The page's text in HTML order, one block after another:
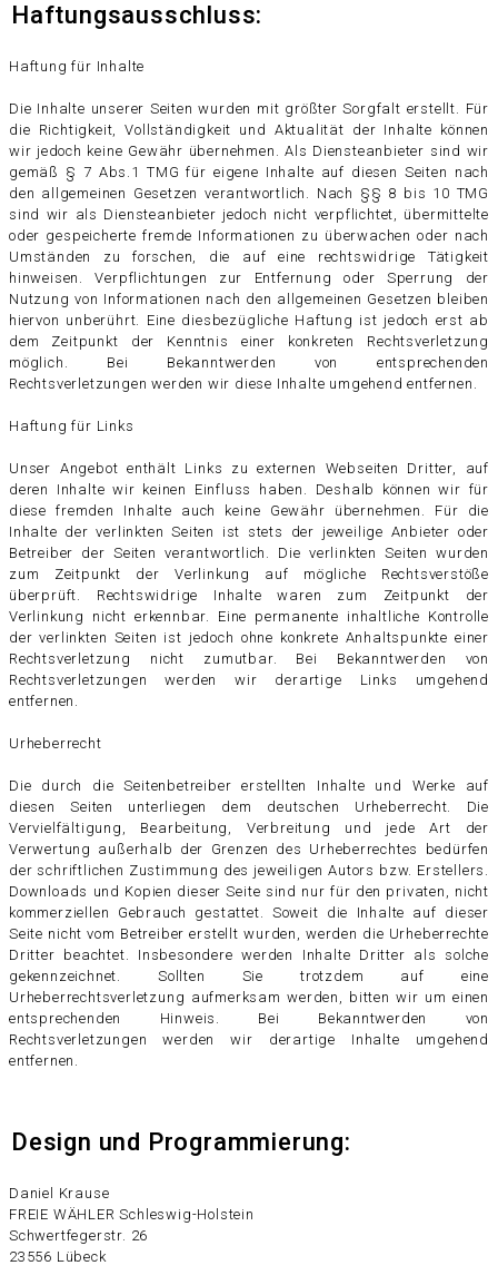
Haftungsausschluss:
Haftung für Inhalte
Die Inhalte unserer Seiten wurden mit größter Sorgfalt erstellt. Für
die Richtigkeit, Vollständigkeit und Aktualität der Inhalte können
wir jedoch keine Gewähr übernehmen. Als Diensteanbieter sind wir
gemäß § 7 Abs.1 TMG für eigene Inhalte auf diesen Seiten nach
den allgemeinen Gesetzen verantwortlich. Nach §§ 8 bis 10 TMG
sind wir als Diensteanbieter jedoch nicht verpflichtet, übermittelte
oder gespeicherte fremde Informationen zu überwachen oder nach
Umständen zu forschen, die auf eine rechtswidrige Tätigkeit
hinweisen. Verpflichtungen zur Entfernung oder Sperrung der
Nutzung von Informationen nach den allgemeinen Gesetzen bleiben
hiervon unberührt. Eine diesbezügliche Haftung ist jedoch erst ab
dem Zeitpunkt der Kenntnis einer konkreten Rechtsverletzung
möglich. Bei Bekanntwerden von entsprechenden
Rechtsverletzungen werden wir diese Inhalte umgehend entfernen.
Haftung für Links
Unser Angebot enthält Links zu externen Webseiten Dritter, auf
deren Inhalte wir keinen Einfluss haben. Deshalb können wir für
diese fremden Inhalte auch keine Gewähr übernehmen. Für die
Inhalte der verlinkten Seiten ist stets der jeweilige Anbieter oder
Betreiber der Seiten verantwortlich. Die verlinkten Seiten wurden
zum Zeitpunkt der Verlinkung auf mögliche Rechtsverstöße
überprüft. Rechtswidrige Inhalte waren zum Zeitpunkt der
Verlinkung nicht erkennbar. Eine permanente inhaltliche Kontrolle
der verlinkten Seiten ist jedoch ohne konkrete Anhaltspunkte einer
Rechtsverletzung nicht zumutbar. Bei Bekanntwerden von
Rechtsverletzungen werden wir derartige Links umgehend
entfernen.
Urheberrecht
Die durch die Seitenbetreiber erstellten Inhalte und Werke auf
diesen Seiten unterliegen dem deutschen Urheberrecht. Die
Vervielfältigung, Bearbeitung, Verbreitung und jede Art der
Verwertung außerhalb der Grenzen des Urheberrechtes bedürfen
der schriftlichen Zustimmung des jeweiligen Autors bzw. Erstellers.
Downloads und Kopien dieser Seite sind nur für den privaten, nicht
kommerziellen Gebrauch gestattet. Soweit die Inhalte auf dieser
Seite nicht vom Betreiber erstellt wurden, werden die Urheberrechte
Dritter beachtet. Insbesondere werden Inhalte Dritter als solche
gekennzeichnet. Sollten Sie trotzdem auf eine
Urheberrechtsverletzung aufmerksam werden, bitten wir um einen
entsprechenden Hinweis. Bei Bekanntwerden von
Rechtsverletzungen werden wir derartige Inhalte umgehend
entfernen.
Design und Programmierung:
Daniel Krause
FREIE WÄHLER Schleswig-Holstein
Schwertfegerstr. 26
23556 Lübeck